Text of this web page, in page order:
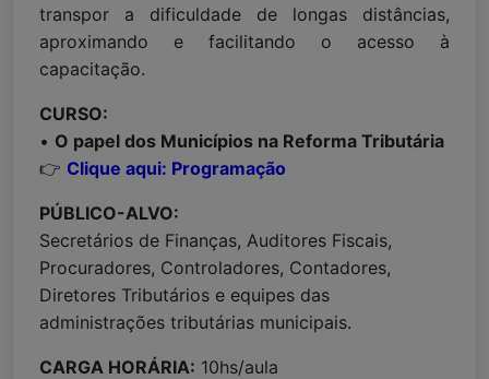
transpor a dificuldade de longas distâncias,
aproximando e facilitando o acesso à
capacitação.
CURSO:
• O papel dos Municípios na Reforma Tributária
👉 Clique aqui: Programação
PÚBLICO-ALVO:
Secretários de Finanças, Auditores Fiscais,
Procuradores, Controladores, Contadores,
Diretores Tributários e equipes das
administrações tributárias municipais.
CARGA HORÁRIA: 10hs/aula